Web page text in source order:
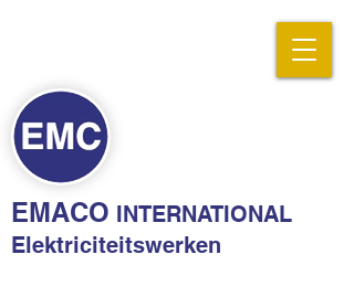
EMACO INTERNATIONAL
Elektriciteitswerken